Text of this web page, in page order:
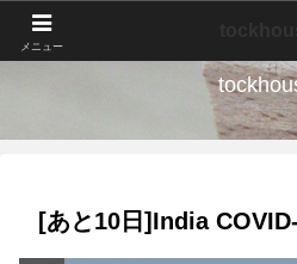
[あと10日]India
メニュー